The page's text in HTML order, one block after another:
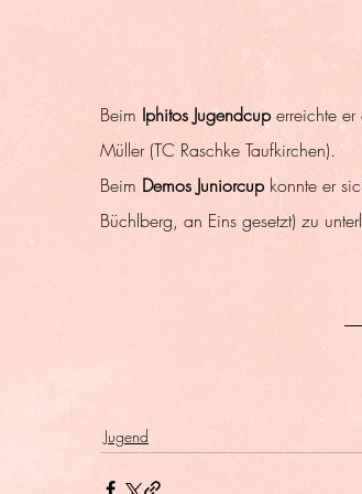
Beim Iphitos Jugendcup erreichte
Müller (TC Raschke Taufkirchen).
Beim Demos Juniorcup konnte er
Büchlberg, an Eins gesetzt) zu
Jugend